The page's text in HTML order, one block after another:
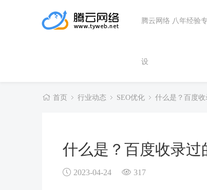
腾云网络 八年经验
设
首页 行业动态 SEO优化 什么是？百度
什么是？百度收录过
2023-04-24 317